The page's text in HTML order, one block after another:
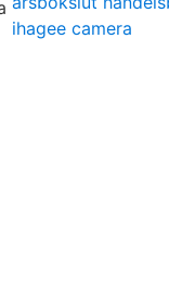
ihagee camera